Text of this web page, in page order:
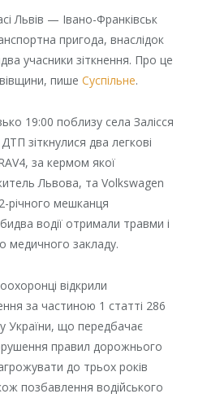
Львів — Івано-Франківськ
пригода, внаслідок
учасники зіткнення. Про це
пише Суспільне.
19:00 поблизу села Залісся
зіткнулися два легкові
за кермом якої
Львова, та Volkswagen
річного мешканця
водії отримали травми і
медичного закладу.
відкрили
за частиною 1 статті 286
України, що передбачає
правил дорожнього
до трьох років
позбавлення водійського